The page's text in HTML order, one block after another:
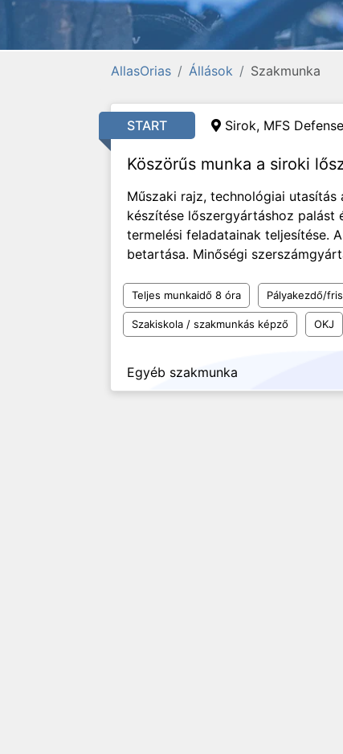
AllasOrias Állások Szakmunka
START Sirok, MFS
Köszörűs munka a siroki
Műszaki rajz, technológiai
készítése lőszergyártáshoz palást
termelési feladatainak teljesítése.
betartása. Minőségi
Teljes munkaidő 8 óra Pályakezdő/
Szakiskola / szakmunkás képző OKJ
Egyéb szakmunka